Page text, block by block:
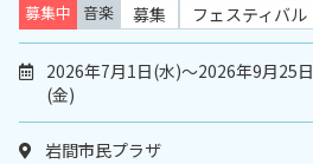
募集中 音楽 募集 フェスティバル
2026年7月1日(水)～2026年9月25日
(金)
岩間市民プラザ